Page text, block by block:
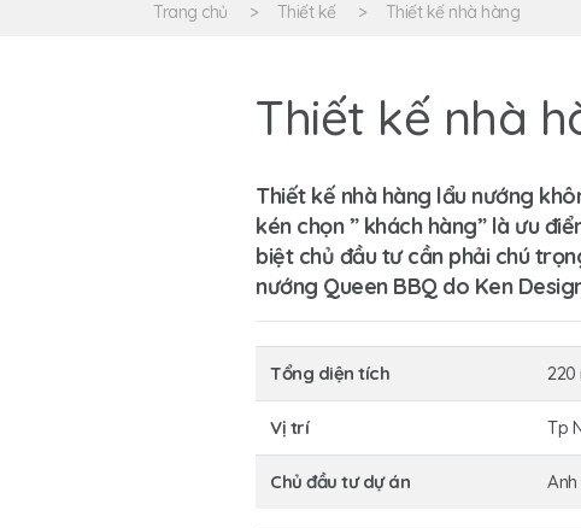
Trang chủ Thiết kế Thiết kế nhà hàng
Thiết kế nhà
Thiết kế nhà hàng lẩu nướng
kén chọn ” khách hàng” là ưu
biệt chủ đầu tư cần phải chú
nướng Queen BBQ do Ken
Tổng diện tích 220
Vị trí Tp
Chủ đầu tư dự án